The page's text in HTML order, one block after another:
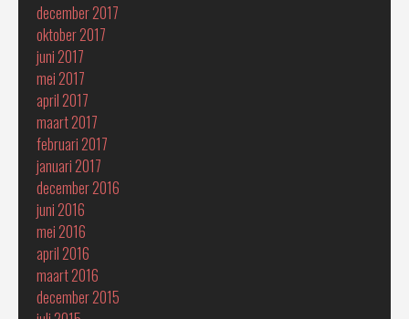
december 2017
oktober 2017
juni 2017
mei 2017
april 2017
maart 2017
februari 2017
januari 2017
december 2016
juni 2016
mei 2016
april 2016
maart 2016
december 2015